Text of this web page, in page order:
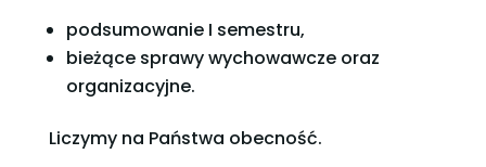
podsumowanie I semestru,
bieżące sprawy wychowawcze oraz
organizacyjne.
Liczymy na Państwa obecność.